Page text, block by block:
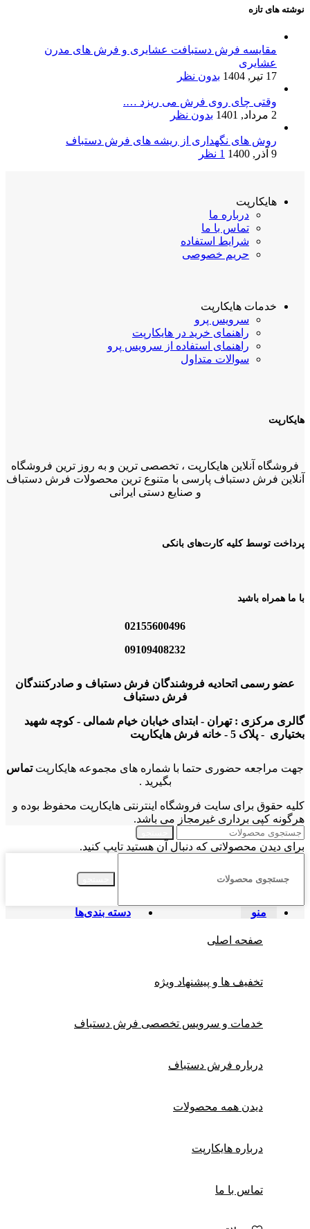
نوشته های تازه
مقایسه فرش دستبافت عشایری و فرش های مدرن
عشایری
17 تیر, 1404
بدون نظر
وقتی چای روی فرش می ریزد ….
2 مرداد, 1401
بدون نظر
روش های نگهداری از ریشه های فرش دستباف
9 آذر, 1400
1 نظر
هایکارپت
درباره ما
تماس با ما
شرایط استفاده
حریم خصوصی
خدمات هایکارپت
سرویس پرو
راهنمای خرید در هایکارپت
راهنمای استفاده از سرویس پرو
سوالات متداول
هایکارپت
فروشگاه آنلاین هایکارپت ، تخصصی ترین و به روز ترین فروشگاه
آنلاین فرش دستباف پارسی با متنوع ترین محصولات فرش دستباف
و صنایع دستی ایرانی
پرداخت توسط کلیه کارت‌های بانکی
با ما همراه باشید
02155600496
09109408232
عضو رسمی اتحادیه فروشندگان فرش دستباف و صادرکنندگان
فرش دستباف
گالری مرکزی : تهران - ابتدای خیابان خیام شمالی - کوچه شهید
بختیاری - پلاک 5 - خانه فرش هایکارپت
جهت مراجعه حضوری حتما با شماره های مجموعه هایکارپتتماس
بگیرید .
کلیه حقوق برای سایت فروشگاه اینترنتی هایکارپت محفوظ بوده و
هرگونه کپی برداری غیرمجاز می باشد.
برای دیدن محصولاتی که دنبال آن هستید تایپ کنید.
منو دسته بندی‌ها
صفحه اصلی
تخفیف ها و پیشنهاد ویژه
خدمات و سرویس تخصصی فرش دستباف
درباره فرش دستباف
دیدن همه محصولات
درباره هایکارپت
تماس با ما